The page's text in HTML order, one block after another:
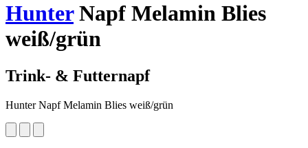
HunterNapf Melamin Blies
weiß/grün
Trink- & Futternapf
Hunter Napf Melamin Blies weiß/grün